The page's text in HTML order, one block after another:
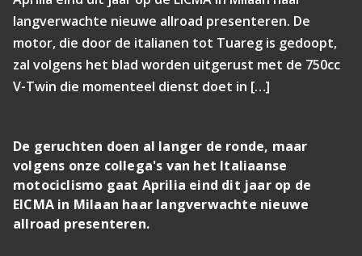
langverwachte nieuwe allroad presenteren. De
motor, die door de italianen tot Tuareg is gedoopt,
zal volgens het blad worden uitgerust met de 750cc
V-Twin die momenteel dienst doet in […]
De geruchten doen al langer de ronde, maar
volgens onze collega's van het Italiaanse
motociclismo gaat Aprilia eind dit jaar op de
EICMA in Milaan haar langverwachte nieuwe
allroad presenteren.